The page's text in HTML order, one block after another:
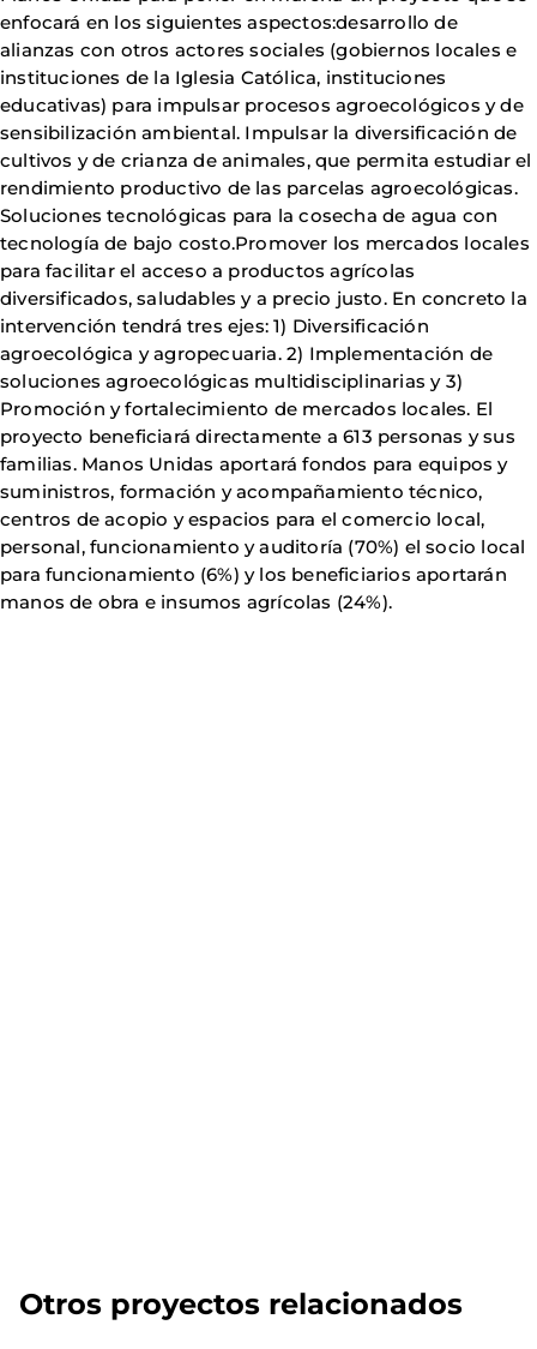
enfocará en los siguientes aspectos:desarrollo de
alianzas con otros actores sociales (gobiernos locales e
instituciones de la Iglesia Católica, instituciones
educativas) para impulsar procesos agroecológicos y de
sensibilización ambiental. Impulsar la diversificación de
cultivos y de crianza de animales, que permita estudiar el
rendimiento productivo de las parcelas agroecológicas.
Soluciones tecnológicas para la cosecha de agua con
tecnología de bajo costo.Promover los mercados locales
para facilitar el acceso a productos agrícolas
diversificados, saludables y a precio justo. En concreto la
intervención tendrá tres ejes: 1) Diversificación
agroecológica y agropecuaria. 2) Implementación de
soluciones agroecológicas multidisciplinarias y 3)
Promoción y fortalecimiento de mercados locales. El
proyecto beneficiará directamente a 613 personas y sus
familias. Manos Unidas aportará fondos para equipos y
suministros, formación y acompañamiento técnico,
centros de acopio y espacios para el comercio local,
personal, funcionamiento y auditoría (70%) el socio local
para funcionamiento (6%) y los beneficiarios aportarán
manos de obra e insumos agrícolas (24%).
Otros proyectos relacionados